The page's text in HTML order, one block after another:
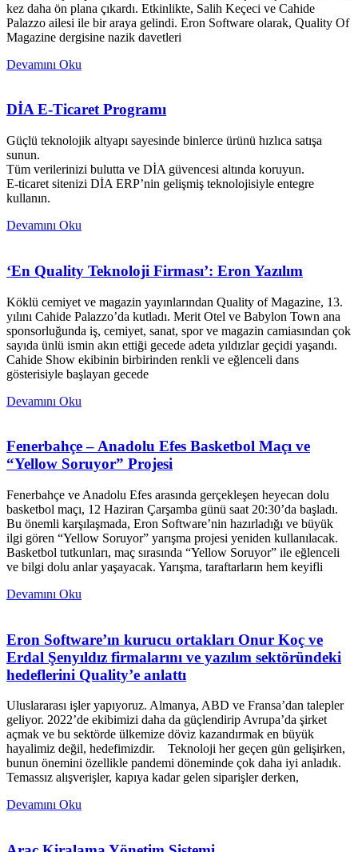
kez daha ön plana çıkardı. Etkinlikte, Salih Keçeci ve Cahide
Palazzo ailesi ile bir araya gelindi. Eron Software olarak, Quality Of
Magazine dergisine nazik davetleri
Devamını Oku
DİA E-Ticaret Programı
Güçlü teknolojik altyapı sayesinde binlerce ürünü hızlıca satışa
sunun.
Tüm verilerinizi bulutta ve DİA güvencesi altında koruyun.
E-ticaret sitenizi DİA ERP’nin gelişmiş teknolojisiyle entegre
kullanın.
Devamını Oku
‘En Quality Teknoloji Firması’: Eron Yazılım
Köklü cemiyet ve magazin yayınlarından Quality of Magazine, 13.
yılını Cahide Palazzo’da kutladı. Merit Otel ve Babylon Town ana
sponsorluğunda iş, cemiyet, sanat, spor ve magazin camiasından çok
sayıda ünlü ismin akın ettiği gecede adeta yıldızlar geçidi yaşandı.
Cahide Show ekibinin birbirinden renkli ve eğlenceli dans
gösterisiyle başlayan gecede
Devamını Oku
Fenerbahçe – Anadolu Efes Basketbol Maçı ve
“Yellow Soruyor” Projesi
Fenerbahçe ve Anadolu Efes arasında gerçekleşen heyecan dolu
basketbol maçı, 12 Haziran Çarşamba günü saat 20:30’da başladı.
Bu önemli karşılaşmada, Eron Software’nin hazırladığı ve büyük
ilgi gören “Yellow Soruyor” yarışma projesi yeniden kullanılacak.
Basketbol tutkunları, maç sırasında “Yellow Soruyor” ile eğlenceli
ve bilgi dolu anlar yaşayacak. Yarışma, taraftarların hem keyifli
Devamını Oku
Eron Software’ın kurucu ortakları Onur Koç ve
Erdal Şenyıldız firmalarını ve yazılım sektöründeki
hedeflerini Quality’e anlattı
Uluslararası işler yapıyoruz. Almanya, ABD ve Fransa’dan talepler
geliyor. 2022’de ekibimizi daha da güçlendirip Avrupa’da şirket
açmak ve bu sektörde ülkemize döviz kazandırmak en büyük
hayalimiz değil, hedefimizdir. Teknoloji her geçen gün gelişirken,
bunun önemini özellikle pandemi döneminde çok daha iyi anladık.
Temassız alışverişler, kapıya kadar gelen siparişler derken,
Devamını Oku